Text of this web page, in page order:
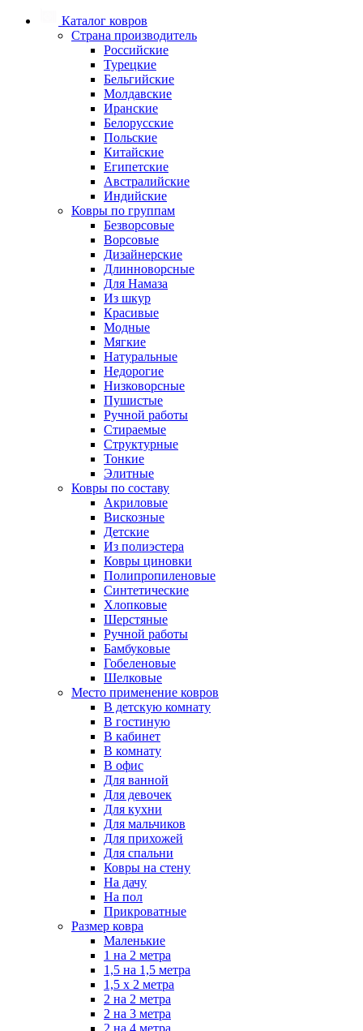
Каталог ковров
Страна производитель
Российские
Турецкие
Бельгийские
Молдавские
Иранские
Белорусские
Польские
Китайские
Египетские
Австралийские
Индийские
Ковры по группам
Безворсовые
Ворсовые
Дизайнерские
Длинноворсные
Для Намаза
Из шкур
Красивые
Модные
Мягкие
Натуральные
Недорогие
Низковорсные
Пушистые
Ручной работы
Стираемые
Структурные
Тонкие
Элитные
Ковры по составу
Акриловые
Вискозные
Детские
Из полиэстера
Ковры циновки
Полипропиленовые
Синтетические
Хлопковые
Шерстяные
Ручной работы
Бамбуковые
Гобеленовые
Шелковые
Место применение ковров
В детскую комнату
В гостиную
В кабинет
В комнату
В офис
Для ванной
Для девочек
Для кухни
Для мальчиков
Для прихожей
Для спальни
Ковры на стену
На дачу
На пол
Прикроватные
Размер ковра
Маленькие
1 на 2 метра
1,5 на 1,5 метра
1,5 х 2 метра
2 на 2 метра
2 на 3 метра
2 на 4 метра